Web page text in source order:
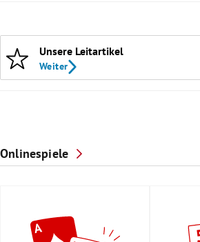
Unsere Leitartikel
Weiter
Onlinespiele